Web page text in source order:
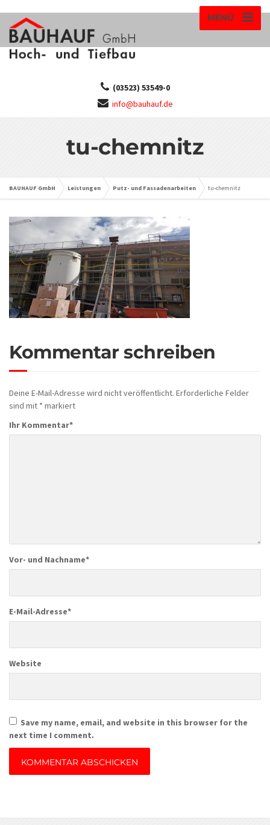
MENÜ
(03523) 53549-0
info@bauhauf.de
tu-chemnitz
BAUHAUF GmbH Leistungen Putz- und Fassadenarbeiten tu-chemnitz
Kommentar schreiben
Deine E-Mail-Adresse wird nicht veröffentlicht. Erforderliche Felder
sind mit * markiert
Ihr Kommentar*
Vor- und Nachname*
E-Mail-Adresse*
Website
Save my name, email, and website in this browser for the
next time I comment.